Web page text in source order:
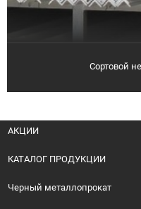
Сортовой
АКЦИИ
КАТАЛОГ ПРОДУКЦИИ
Черный металлопрокат